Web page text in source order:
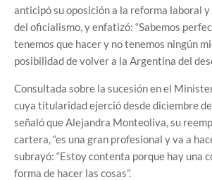
anticipó su oposición a la reforma laboral
del oficialismo, y enfatizó: “Sabemos
tenemos que hacer y no tenemos ningún
posibilidad de volver a la Argentina del
Consultada sobre la sucesión en el
cuya titularidad ejerció desde diciembre
señaló que Alejandra Monteoliva, su
cartera, “es una gran profesional y va a
subrayó: “Estoy contenta porque hay una
forma de hacer las cosas”.